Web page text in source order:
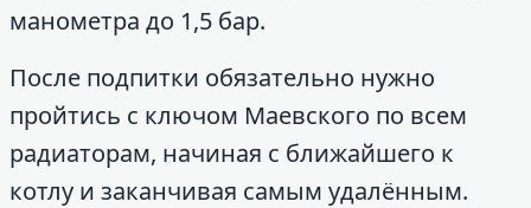
манометра до 1,5 бар.
После подпитки обязательно нужно
пройтись с ключом Маевского по всем
радиаторам, начиная с ближайшего к
котлу и заканчивая самым удалённым.